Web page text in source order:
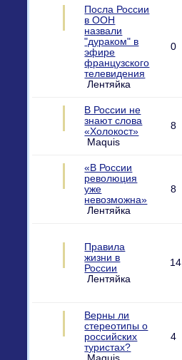
Посла России
в ООН
назвали
"дураком" в
эфире
французского
телевидения
Лентяйка
0
В России не
знают слова
«Холокост»
Maquis
8
«В России
революция
уже
невозможна»
Лентяйка
8
Правила
жизни в
России
Лентяйка
14
Верны ли
стереотипы о
российских
туристах?
4